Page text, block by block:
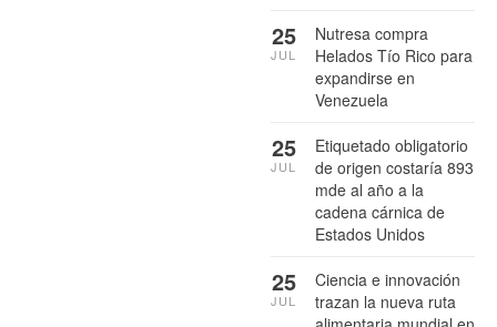
Nutresa compra
Helados Tío Rico para
expandirse en
Venezuela
25
JUL
Etiquetado obligatorio
de origen costaría 893
mde al año a la
cadena cárnica de
Estados Unidos
25
JUL
Ciencia e innovación
trazan la nueva ruta
25
JUL